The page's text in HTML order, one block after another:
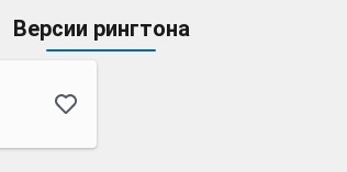
Версии рингтона